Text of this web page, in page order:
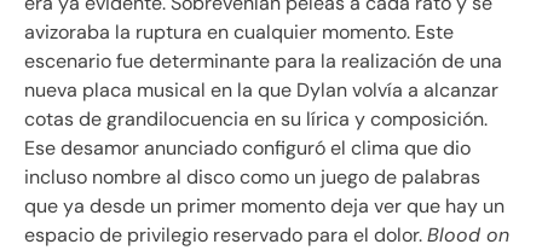
avizoraba la ruptura en cualquier momento. Este
escenario fue determinante para la realización de una
nueva placa musical en la que Dylan volvía a alcanzar
cotas de grandilocuencia en su lírica y composición.
Ese desamor anunciado configuró el clima que dio
incluso nombre al disco como un juego de palabras
que ya desde un primer momento deja ver que hay un
espacio de privilegio reservado para el dolor.Blood on